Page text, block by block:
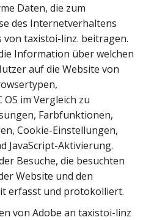
Daten, die zum
des Internetverhaltens
von taxistoi-linz. beitragen.
Information über welchen
auf die Website von
OS im Vergleich zu
Farbfunktionen,
Cookie-Einstellungen,
JavaScript-Aktivierung.
Besuche, die besuchten
Website und den
erfasst und protokolliert.
von Adobe an taxistoi-linz